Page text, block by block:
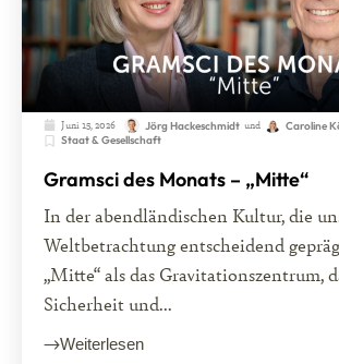
Juni 15, 2026 Jörg Hackeschmidt und
Caroline
Staat & Gesellschaft
Gramsci des Monats – „Mitte“
In der abendländischen Kultur, die
Weltbetrachtung entscheidend
„Mitte“ als das Gravitationszentrum,
Sicherheit und...
Weiterlesen